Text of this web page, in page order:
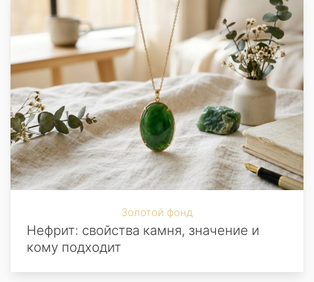
Золотой фонд
Нефрит: свойства камня, значение и
кому подходит